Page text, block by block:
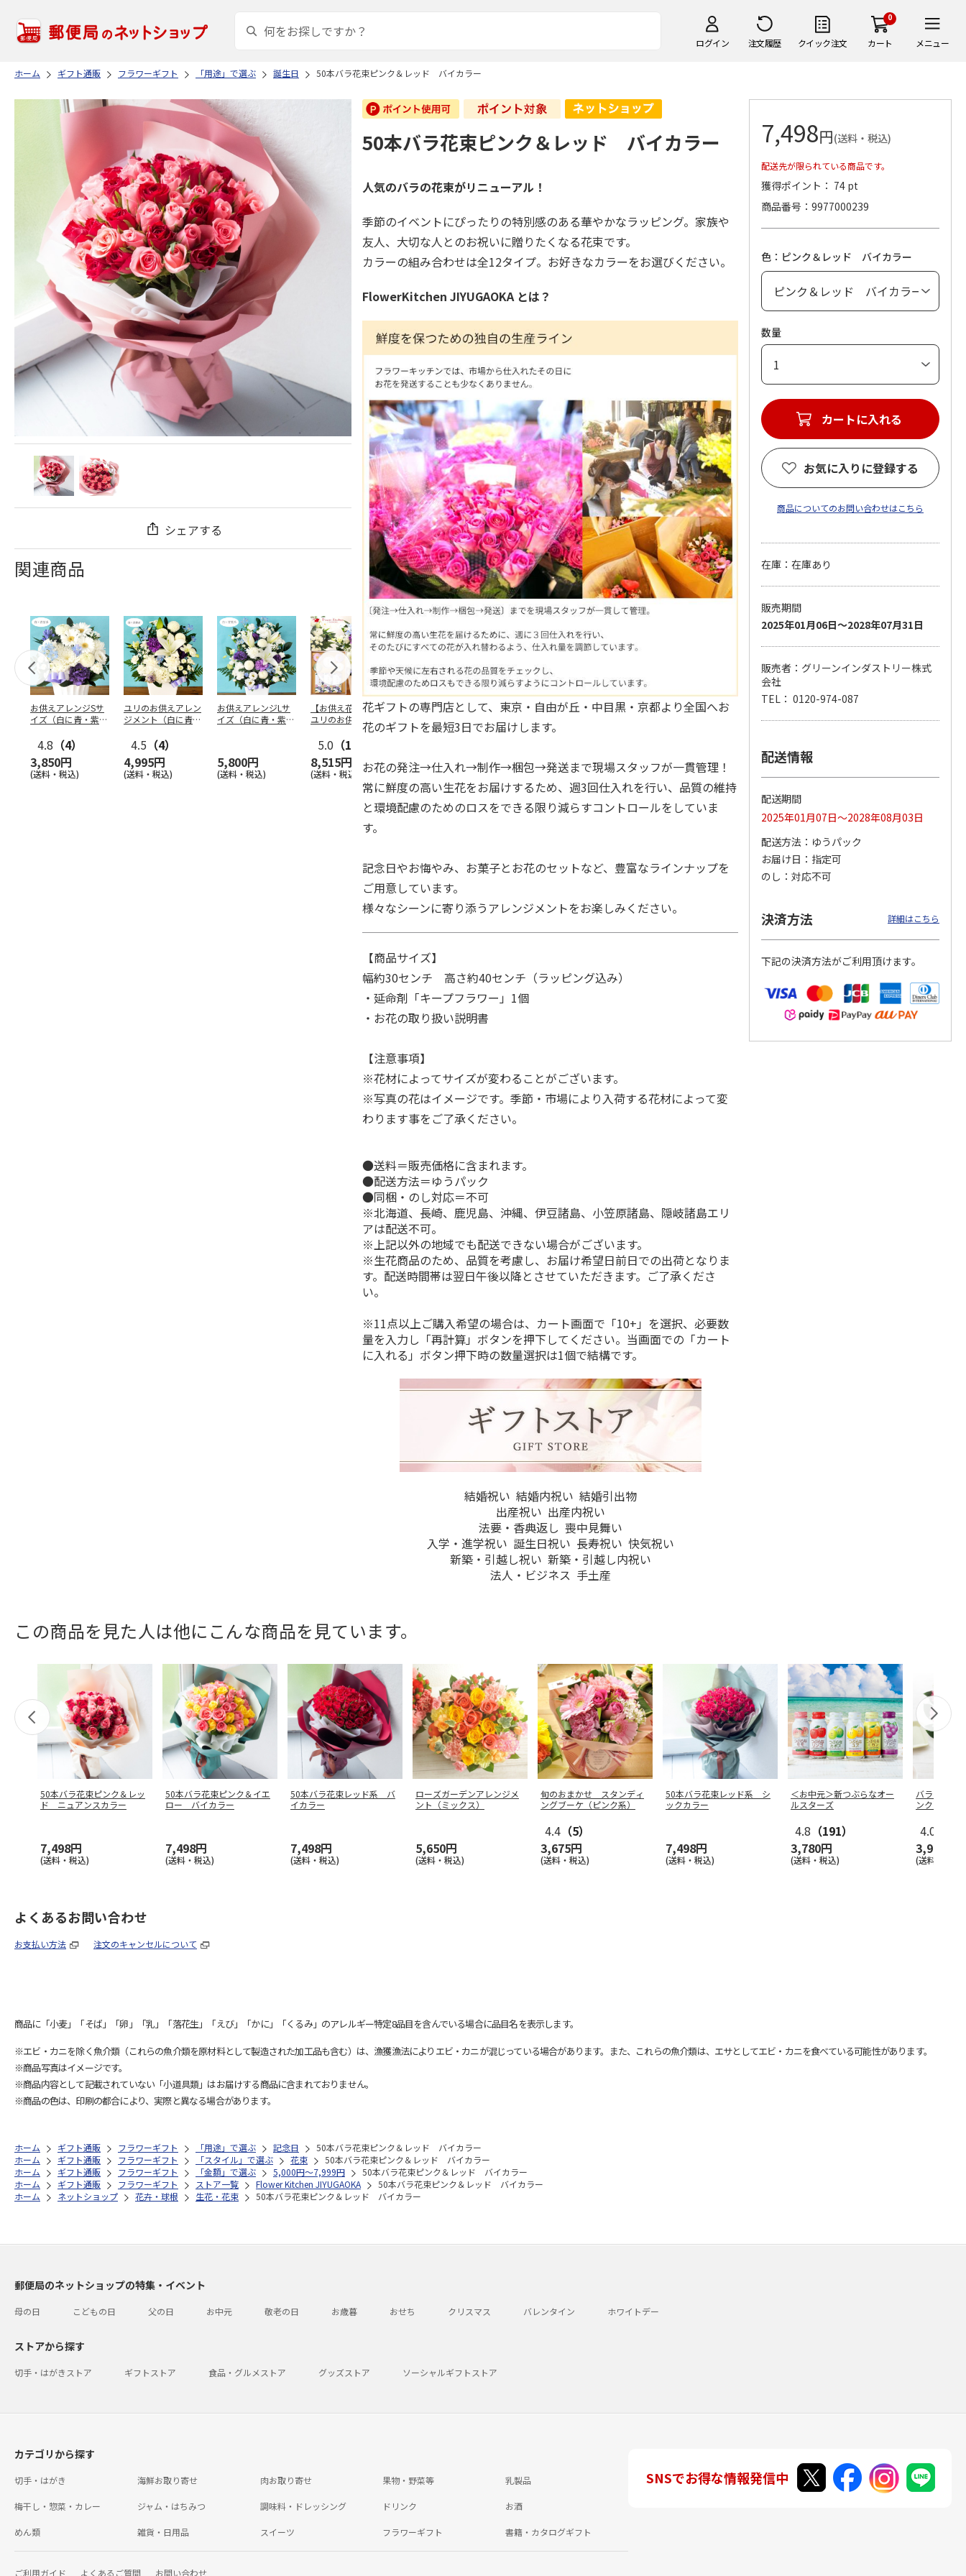
ログイン 注文履歴 クイック注文
0
カート メニュー
ホーム ギフト通販 フラワーギフト 「用途」で選ぶ 誕生日 50本バラ花束ピンク＆レッド バイカラー
シェアする
関連商品
お供えアレンジSサ
イズ（白に青・紫系
4.8 （4）
3,850円
(送料・税込)
ユリのお供えアレン
ジメント（白に青・
4.5 （4）
4,995円
(送料・税込)
お供えアレンジLサ
イズ（白に青・紫系
5,800円
(送料・税込)
【お供え花と線香】
ユリのお供えアレン
ジ（白・青紫系）＋
線香…
5.0 （1）
8,515円
(送料・税込)
旬のおまかせ スタ
ンディングブーケ
（ピンク系）
3,675円
(送料・税込)
お供えアレンジSサ
を入れて）
3,850円
(送料・税込)
旬のおまかせ スタ
3,675円
(送料・税込)
【お供え花とスイー
ツ】ユリのお供えア
7,255円
(送料・税込)
ジメント（白にピン
4,995円
ユリのお供えアレン
50本バラ花束ピンク＆レッド バイカラー
人気のバラの花束がリニューアル！
季節のイベントにぴったりの特別感のある華やかなラッピング。家族や
友人、大切な人とのお祝いに贈りたくなる花束です。
カラーの組み合わせは全12タイプ。お好きなカラーをお選びください。
FlowerKitchen JIYUGAOKA とは？
花ギフトの専門店として、東京・自由が丘・中目黒・京都より全国へお
花のギフトを最短3日でお届けします。
お花の発注→仕入れ→制作→梱包→発送まで現場スタッフが一貫管理！
常に鮮度の高い生花をお届けするため、週3回仕入れを行い、品質の維持
と環境配慮のためのロスをできる限り減らすコントロールをしていま
す。
記念日やお悔やみ、お菓子とお花のセットなど、豊富なラインナップを
ご用意しています。
様々なシーンに寄り添うアレンジメントをお楽しみください。
【商品サイズ】
幅約30センチ 高さ約40センチ（ラッピング込み）
・延命剤「キープフラワー」1個
・お花の取り扱い説明書
【注意事項】
※花材によってサイズが変わることがございます。
※写真の花はイメージです。季節・市場により入荷する花材によって変
わります事をご了承ください。
●送料＝販売価格に含まれます。
●配送方法＝ゆうパック
●同梱・のし対応＝不可
※北海道、長崎、鹿児島、沖縄、伊豆諸島、小笠原諸島、隠岐諸島エリ
アは配送不可。
※上記以外の地域でも配送できない場合がございます。
※生花商品のため、品質を考慮し、お届け希望日前日での出荷となりま
す。配送時間帯は翌日午後以降とさせていただきます。ご了承くださ
い。
※11点以上ご購入希望の場合は、カート画面で「10+」を選択、必要数
量を入力し「再計算」ボタンを押下してください。当画面での「カート
に入れる」ボタン押下時の数量選択は1個で結構です。
結婚祝い 結婚内祝い 結婚引出物
出産祝い 出産内祝い
法要・香典返し 喪中見舞い
入学・進学祝い 誕生日祝い 長寿祝い 快気祝い
新築・引越し祝い 新築・引越し内祝い
法人・ビジネス 手土産
7,498円(送料・税込)
配送先が限られている商品です。
獲得ポイント： 74 pt
商品番号
9977000239
色：ピンク＆レッド バイカラー
数量
カートに入れる
お気に入りに登録する
商品についてのお問い合わせはこちら
在庫：在庫あり
販売期間
2025年01月06日～2028年07月31日
販売者：グリーンインダストリー株式
会社
TEL： 0120-974-087
配送情報
配送期間
2025年01月07日～2028年08月03日
配送方法
ゆうパック
お届け日
指定可
のし
対応不可
決済方法 詳細はこちら
下記の決済方法がご利用頂けます。
この商品を見た人は他にこんな商品を見ています。
50本バラ花束ピンク＆レッ
ド ニュアンスカラー
7,498円
(送料・税込)
50本バラ花束ピンク＆イエ
ロー バイカラー
7,498円
(送料・税込)
50本バラ花束レッド系 バ
イカラー
7,498円
(送料・税込)
ローズガーデンアレンジメ
ント（ミックス）
5,650円
(送料・税込)
旬のおまかせ スタンディ
ングブーケ（ピンク系）
4.4 （5）
3,675円
(送料・税込)
50本バラ花束レッド系 シ
ックカラー
7,498円
(送料・税込)
＜お中元＞新つぶらなオー
ルスターズ
4.8 （191）
3,780円
(送料・税込)
バラのアレ
ンク）
4.0
3,998円
(送料・税込)
よくあるお問い合わせ
お支払い方法 注文のキャンセルについて
商品に「小麦」「そば」「卵」「乳」「落花生」「えび」「かに」「くるみ」のアレルギー特定8品目を含んでいる場合に品目名を表示します。
※エビ・カニを除く魚介類（これらの魚介類を原材料として製造された加工品も含む）は、漁獲漁法によりエビ・カニが混じっている場合があります。また、これらの魚介類は、エサとしてエビ・カニを食べている可能性があります。
※商品写真はイメージです。
※商品内容として記載されていない「小道具類」はお届けする商品に含まれておりません。
※商品の色は、印刷の都合により、実際と異なる場合があります。
ホーム ギフト通販 フラワーギフト 「用途」で選ぶ 記念日
50本バラ花束ピンク＆レッド バイカラー
ホーム
ギフト通販 フラワーギフト 「スタイル」で選ぶ 花束
50本バラ花束ピンク＆レッド バイカラー
ホーム
ギフト通販 フラワーギフト 「金額」で選ぶ 5,000円～7,999円
50本バラ花束ピンク＆レッド バイカラー
ホーム
ギフト通販 フラワーギフト ストア一覧 Flower Kitchen JIYUGAOKA
50本バラ花束ピンク＆レッド バイカラー
ホーム
ネットショップ 花卉・球根 生花・花束 50本バラ花束ピンク＆レッド バイカラー
郵便局のネットショップの特集・イベント
母の日 こどもの日 父の日 お中元 敬老の日 お歳暮 おせち クリスマス バレンタイン ホワイトデー
ストアから探す
切手・はがきストア ギフトストア 食品・グルメストア グッズストア ソーシャルギフトストア
カテゴリから探す
切手・はがき 海鮮お取り寄せ 肉お取り寄せ 果物・野菜等 乳製品
梅干し・惣菜・カレー ジャム・はちみつ 調味料・ドレッシング ドリンク お酒
めん類 雑貨・日用品 スイーツ フラワーギフト 書籍・カタログギフト
ご利用ガイド よくあるご質問 お問い合わせ
SNSでお得な情報発信中